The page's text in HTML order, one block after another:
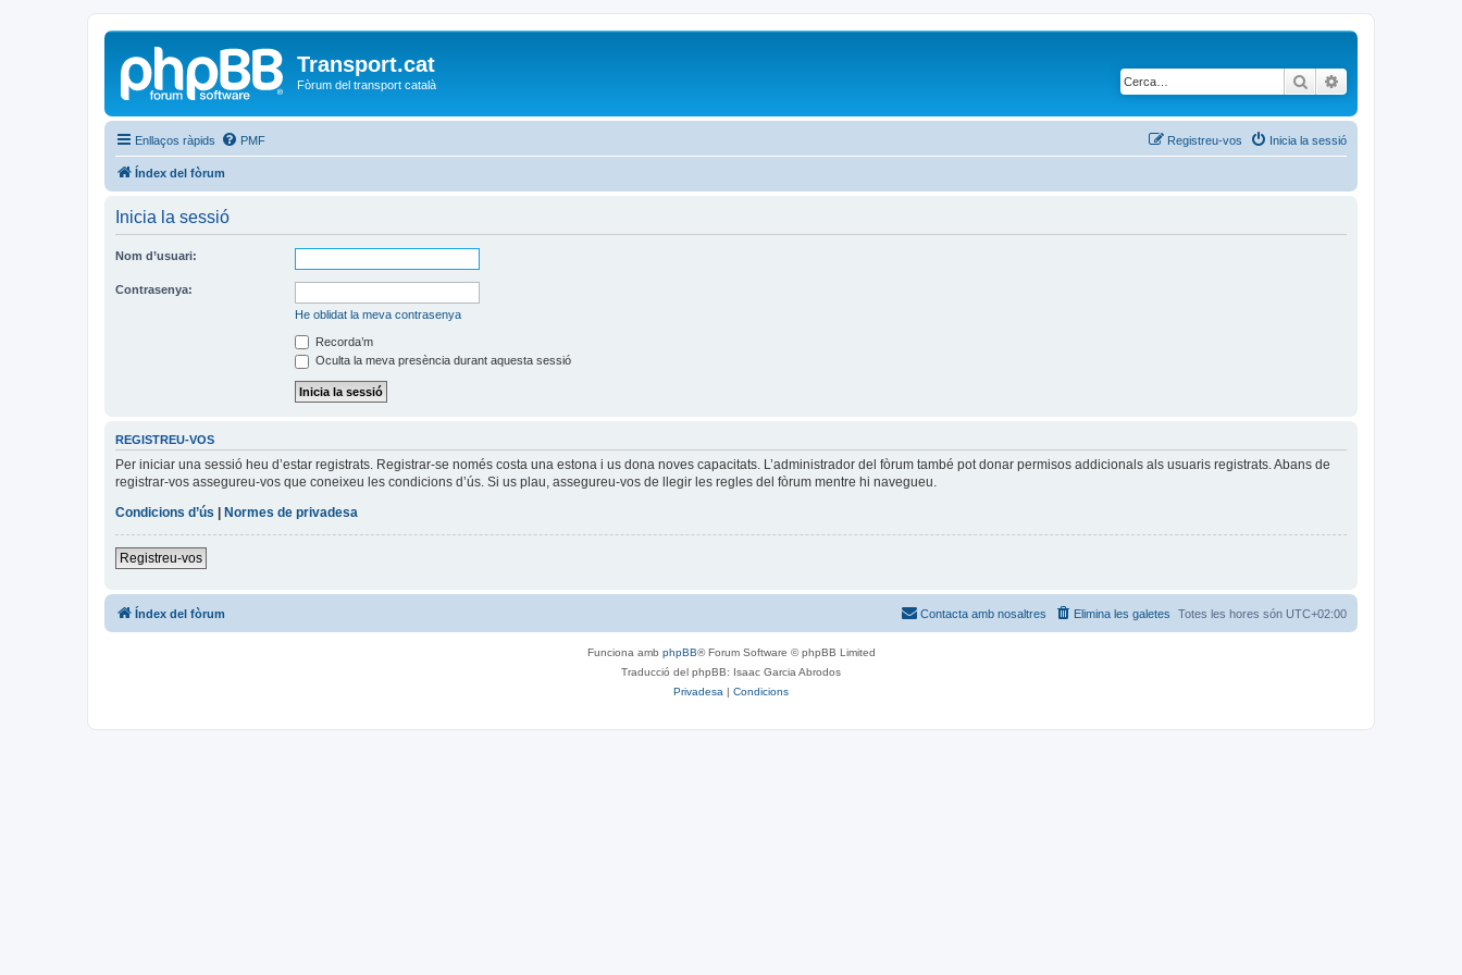
Transport.cat
Fòrum del transport català Cerca
Enllaços ràpids PMF Inicia la sessió
Registreu-vos
Índex del fòrum
Inicia la sessió
Nom d’usuari:
Contrasenya:
He oblidat la meva contrasenya
Recorda’m
Oculta la meva presència durant aquesta sessió
REGISTREU-VOS
Per iniciar una sessió heu d’estar registrats. Registrar-se només costa una estona i us dona noves capacitats. L’administrador del fòrum també pot donar permisos addicionals als usuaris registrats. Abans de
registrar-vos assegureu-vos que coneixeu les condicions d’ús. Si us plau, assegureu-vos de llegir les regles del fòrum mentre hi navegueu.
Condicions d’ús
Normes de privadesa
Registreu-vos
Índex del fòrum Totes les hores són UTC+02:00
Elimina les galetes
Contacta amb nosaltres
Funciona amb phpBB® Forum Software © phpBB Limited
Traducció del phpBB: Isaac Garcia Abrodos
Privadesa | Condicions